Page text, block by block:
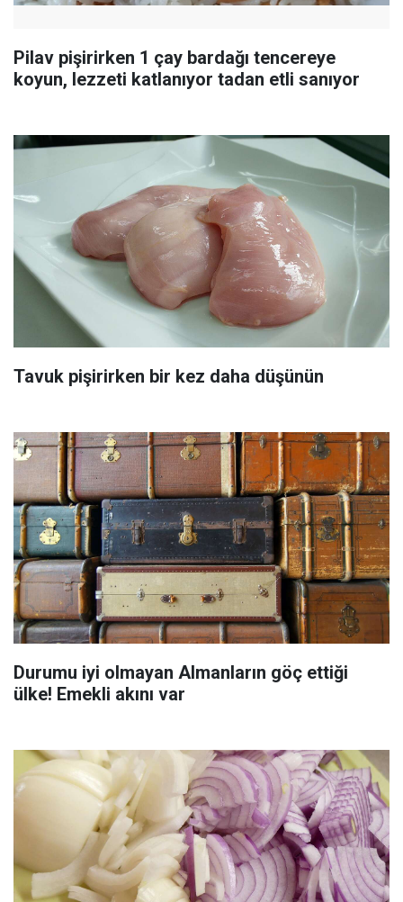
Pilav pişirirken 1 çay bardağı tencereye
koyun, lezzeti katlanıyor tadan etli sanıyor
Tavuk pişirirken bir kez daha düşünün
Durumu iyi olmayan Almanların göç ettiği
ülke! Emekli akını var